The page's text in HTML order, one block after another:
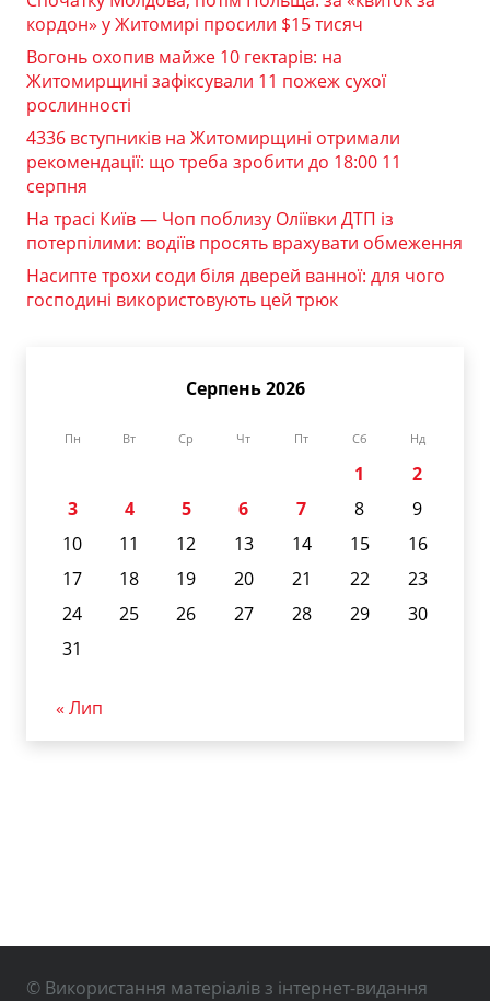
кордон» у Житомирі просили $15 тисяч
Вогонь охопив майже 10 гектарів: на
Житомирщині зафіксували 11 пожеж сухої
рослинності
4336 вступників на Житомирщині отримали
рекомендації: що треба зробити до 18:00 11
серпня
На трасі Київ — Чоп поблизу Оліївки ДТП із
потерпілими: водіїв просять врахувати обмеження
Насипте трохи соди біля дверей ванної: для чого
господині використовують цей трюк
Серпень 2026
Пн Вт Ср Чт Пт Сб Нд
1
2
3
4 5 6 7 8
9
10
11 12 13 14 15
16
17
18 19 20 21 22
23
24
25 26 27 28 29
30
31
« Лип
© Використання матеріалів з інтернет-видання